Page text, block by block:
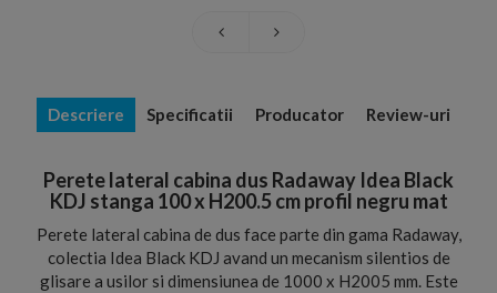
Descriere Specificatii Producator Review-uri
Perete lateral cabina dus Radaway Idea Black
KDJ stanga 100 x H200.5 cm profil negru mat
Perete lateral cabina de dus face parte din gama Radaway,
colectia Idea Black KDJ avand un mecanism silentios de
glisare a usilor si dimensiunea de 1000 x H2005 mm. Este